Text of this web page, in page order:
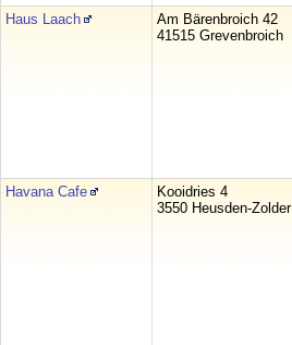
Haus Laach
Am Bärenbroich 42
41515 Grevenbroich
Havana Cafe
Kooidries 4
3550 Heusden-Zolder